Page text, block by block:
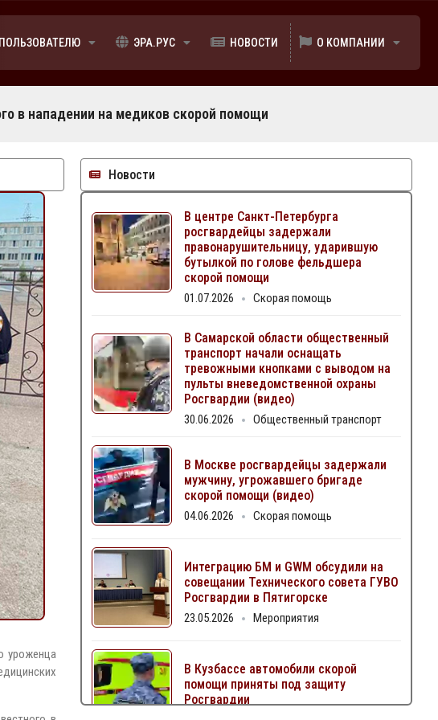
ПОЛЬЗОВАТЕЛЮ ЭРА.РУС НОВОСТИ О КОМПАНИИ
в нападении на медиков скорой помощи
уроженца
Новости
В центре Санкт-Петербурга
росгвардейцы задержали
правонарушительницу, ударившую
бутылкой по голове фельдшера
скорой помощи
01.07.2026 Скорая помощь
В Самарской области общественный
транспорт начали оснащать
тревожными кнопками с выводом на
пульты вневедомственной охраны
Росгвардии (видео)
30.06.2026 Общественный транспорт
В Москве росгвардейцы задержали
мужчину, угрожавшего бригаде
скорой помощи (видео)
04.06.2026 Скорая помощь
Интеграцию БМ и GWM обсудили на
совещании Технического совета ГУВО
Росгвардии в Пятигорске
23.05.2026 Мероприятия
В Кузбассе автомобили скорой
помощи приняты под защиту
Росгвардии